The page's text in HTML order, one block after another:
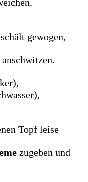
gewogen,
Topf leise
zugeben und